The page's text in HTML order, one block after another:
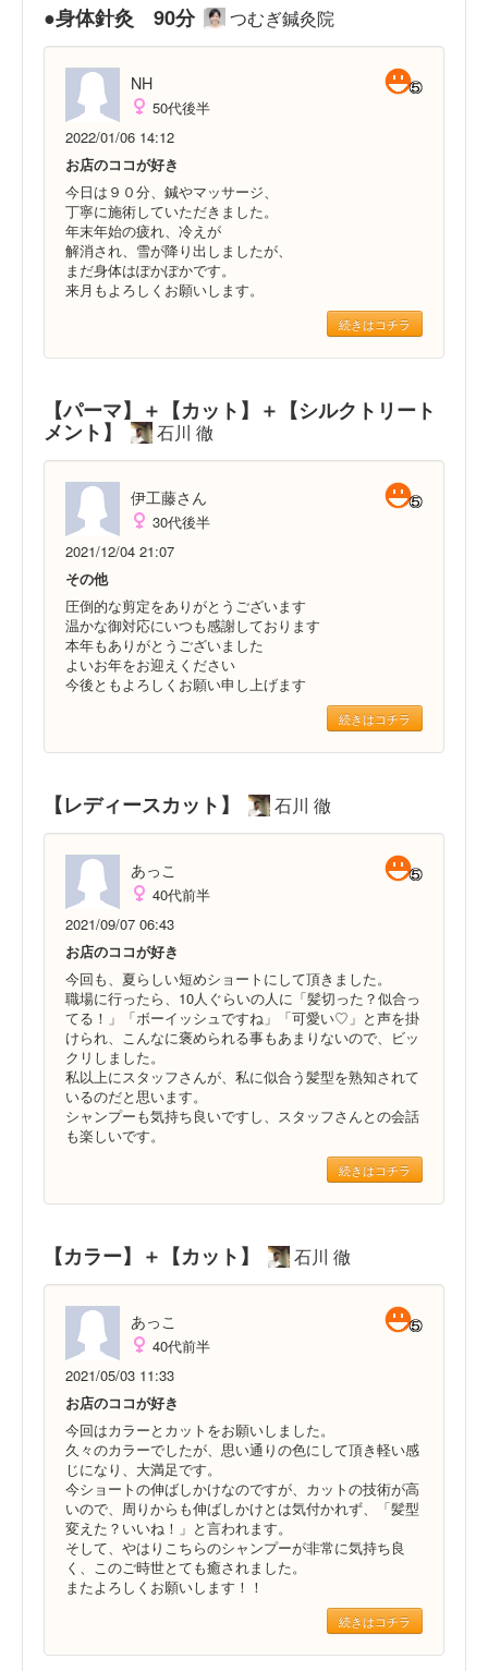
●身体針灸 90分 つむぎ鍼灸院
NH
50代後半
2022/01/06 14:12
お店のココが好き
今日は９０分、鍼やマッサージ、
丁寧に施術していただきました。
年末年始の疲れ、冷えが
解消され、雪が降り出しましたが、
まだ身体はぽかぽかです。
来月もよろしくお願いします。
続きはコチラ
【パーマ】＋【カット】＋【シルクトリート
メント】 石川 徹
伊工藤さん
30代後半
2021/12/04 21:07
その他
圧倒的な剪定をありがとうございます
温かな御対応にいつも感謝しております
本年もありがとうございました
よいお年をお迎えください
今後ともよろしくお願い申し上げます
続きはコチラ
【レディースカット】 石川 徹
あっこ
40代前半
2021/09/07 06:43
お店のココが好き
今回も、夏らしい短めショートにして頂きました。
職場に行ったら、10人ぐらいの人に「髪切った？似合っ
てる！」「ボーイッシュですね」「可愛い♡」と声を掛
けられ、こんなに褒められる事もあまりないので、ビッ
クリしました。
私以上にスタッフさんが、私に似合う髪型を熟知されて
いるのだと思います。
シャンプーも気持ち良いですし、スタッフさんとの会話
も楽しいです。
続きはコチラ
【カラー】＋【カット】 石川 徹
あっこ
40代前半
2021/05/03 11:33
お店のココが好き
今回はカラーとカットをお願いしました。
久々のカラーでしたが、思い通りの色にして頂き軽い感
じになり、大満足です。
今ショートの伸ばしかけなのですが、カットの技術が高
いので、周りからも伸ばしかけとは気付かれず、「髪型
変えた？いいね！」と言われます。
そして、やはりこちらのシャンプーが非常に気持ち良
く、このご時世とても癒されました。
またよろしくお願いします！！
続きはコチラ